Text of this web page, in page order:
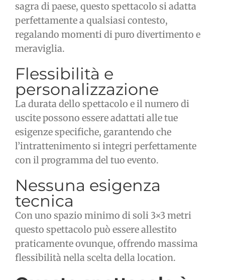
sagra di paese, questo spettacolo si adatta
perfettamente a qualsiasi contesto,
regalando momenti di puro divertimento e
meraviglia.
Flessibilità e
personalizzazione
La durata dello spettacolo e il numero di
uscite possono essere adattati alle tue
esigenze specifiche, garantendo che
l’intrattenimento si integri perfettamente
con il programma del tuo evento.
Nessuna esigenza
tecnica
Con uno spazio minimo di soli 3×3 metri
questo spettacolo può essere allestito
praticamente ovunque, offrendo massima
flessibilità nella scelta della location.